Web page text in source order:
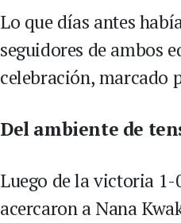
Lo que días antes
seguidores de ambos
celebración, marcado
Del ambiente de
Luego de la victoria 1-
acercaron a Nana